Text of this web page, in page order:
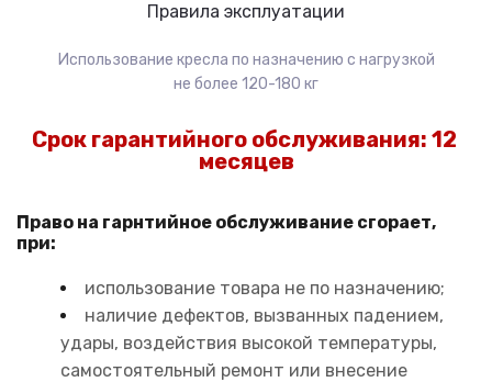
Правила эксплуатации
Использование кресла по назначению с нагрузкой
не более 120-180 кг
Срок гарантийного обслуживания: 12
месяцев
Право на гарнтийное обслуживание сгорает,
при:
использование товара не по назначению;
наличие дефектов, вызванных падением,
удары, воздействия высокой температуры,
самостоятельный ремонт или внесение